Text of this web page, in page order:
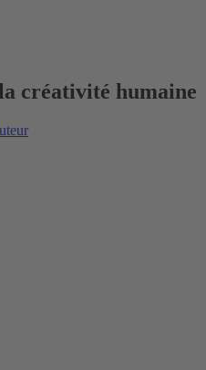
créativité humaine